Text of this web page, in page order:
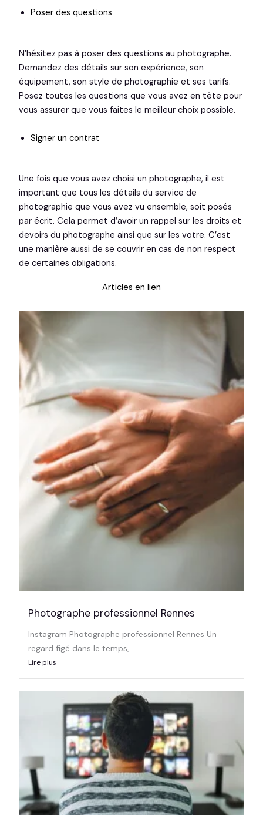
Poser des questions
N’hésitez pas à poser des questions au photographe.
Demandez des détails sur son expérience, son
équipement, son style de photographie et ses tarifs.
Posez toutes les questions que vous avez en tête pour
vous assurer que vous faites le meilleur choix possible.
Signer un contrat
Une fois que vous avez choisi un photographe, il est
important que tous les détails du service de
photographie que vous avez vu ensemble, soit posés
par écrit. Cela permet d’avoir un rappel sur les droits et
devoirs du photographe ainsi que sur les votre. C’est
une manière aussi de se couvrir en cas de non respect
de certaines obligations.
Articles en lien
Photographe professionnel Rennes
Instagram Photographe professionnel Rennes Un
regard figé dans le temps,...
Lire plus